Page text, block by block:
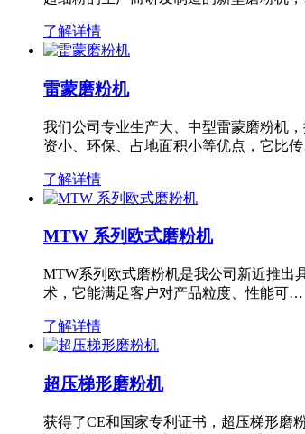
了解详情
雷蒙磨粉机
我们公司专业生产大、中型雷蒙磨粉机
资小、环保、占地面积小等优点，它比
了解详情
MTW 系列欧式磨粉机
MTW系列欧式磨粉机是我公司新近推出
术，它能满足客户对产品粒度、性能可…
了解详情
超压梯形磨粉机
获得了CE和国家专利证书，超压梯形磨